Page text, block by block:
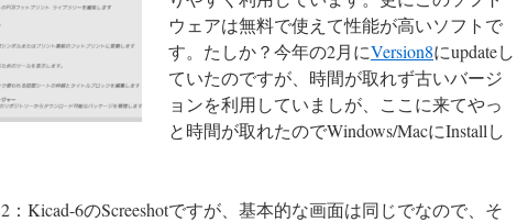
ウェアは無料で使えて性能が高いソフトで
す。たしか？今年の2月にVersion8にupdateし
ていたのですが、時間が取れず古いバージ
ョンを利用していましが、ここに来てやっ
と時間が取れたのでWindows/MacにInstallし
：Kicad-6のScreeshotですが、基本的な画面は同じでなので、そ